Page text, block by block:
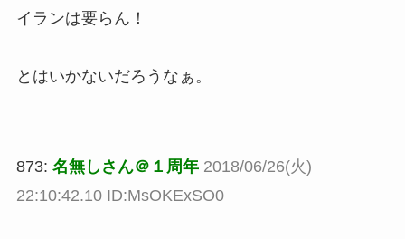
イランは要らん！
とはいかないだろうなぁ。
873: 名無しさん＠１周年 2018/06/26(火)
22:10:42.10 ID:MsOKExSO0